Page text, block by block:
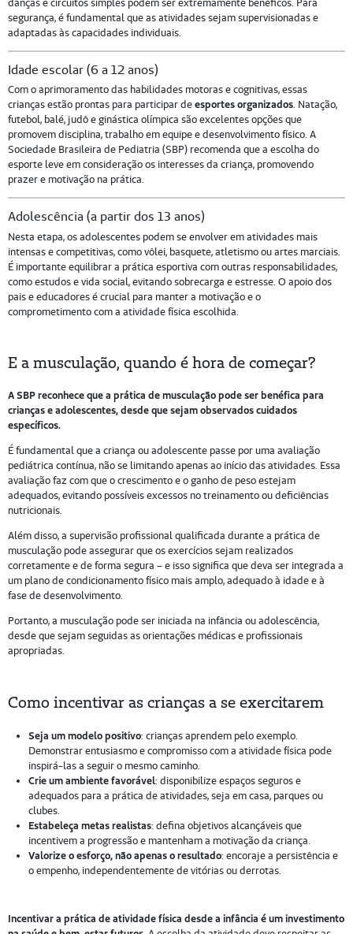
segurança, é fundamental que as atividades sejam supervisionadas e
adaptadas às capacidades individuais.
Idade escolar (6 a 12 anos)
Com o aprimoramento das habilidades motoras e cognitivas, essas
crianças estão prontas para participar deesportes organizados. Natação,
futebol, balé, judô e ginástica olímpica são excelentes opções que
promovem disciplina, trabalho em equipe e desenvolvimento físico. A
Sociedade Brasileira de Pediatria (SBP) recomenda que a escolha do
esporte leve em consideração os interesses da criança, promovendo
prazer e motivação na prática.
Adolescência (a partir dos 13 anos)
Nesta etapa, os adolescentes podem se envolver em atividades mais
intensas e competitivas, como vôlei, basquete, atletismo ou artes marciais.
É importante equilibrar a prática esportiva com outras responsabilidades,
como estudos e vida social, evitando sobrecarga e estresse. O apoio dos
pais e educadores é crucial para manter a motivação e o
comprometimento com a atividade física escolhida.
E a musculação, quando é hora de começar?
A SBP reconhece que a prática de musculação pode ser benéfica para
crianças e adolescentes, desde que sejam observados cuidados
específicos.
É fundamental que a criança ou adolescente passe por uma avaliação
pediátrica contínua, não se limitando apenas ao início das atividades. Essa
avaliação faz com que o crescimento e o ganho de peso estejam
adequados, evitando possíveis excessos no treinamento ou deficiências
nutricionais.
Além disso, a supervisão profissional qualificada durante a prática de
musculação pode assegurar que os exercícios sejam realizados
corretamente e de forma segura – e isso significa que deva ser integrada a
um plano de condicionamento físico mais amplo, adequado à idade e à
fase de desenvolvimento.
Portanto, a musculação pode ser iniciada na infância ou adolescência,
desde que sejam seguidas as orientações médicas e profissionais
apropriadas.
Como incentivar as crianças a se exercitarem
Seja um modelo positivo: crianças aprendem pelo exemplo.
Demonstrar entusiasmo e compromisso com a atividade física pode
inspirá-las a seguir o mesmo caminho.
Crie um ambiente favorável: disponibilize espaços seguros e
adequados para a prática de atividades, seja em casa, parques ou
clubes.
Estabeleça metas realistas: defina objetivos alcançáveis que
incentivem a progressão e mantenham a motivação da criança.
Valorize o esforço, não apenas o resultado: encoraje a persistência e
o empenho, independentemente de vitórias ou derrotas.
Incentivar a prática de atividade física desde a infância é um investimento